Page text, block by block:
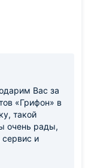
Вас за
«Грифон» в
такой
очень рады,
и
персонала: мы